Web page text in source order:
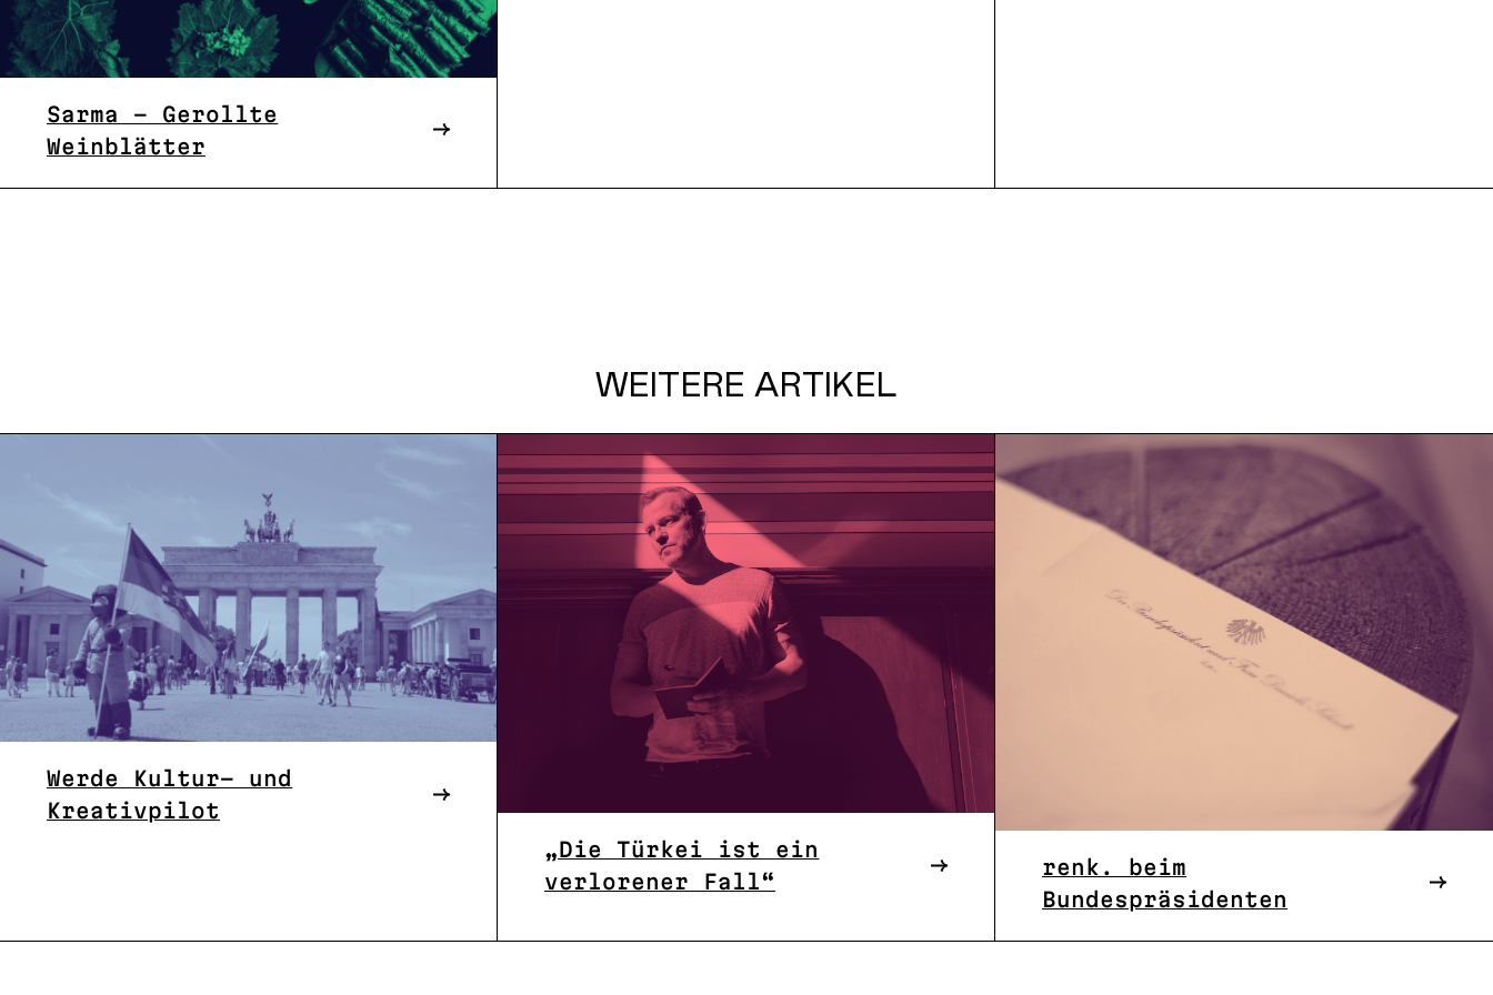
Sarma – Gerollte
Weinblätter
WEITERE ARTIKEL
Werde Kultur- und
Kreativpilot
„Die Türkei ist ein
verlorener Fall“
renk. beim
Bundespräsidenten